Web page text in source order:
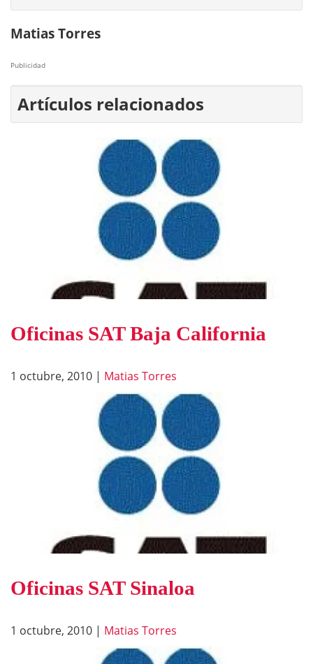
Matias Torres
Publicidad
Artículos relacionados
Oficinas SAT Baja California
1 octubre, 2010 | Matias Torres
Oficinas SAT Sinaloa
1 octubre, 2010 | Matias Torres